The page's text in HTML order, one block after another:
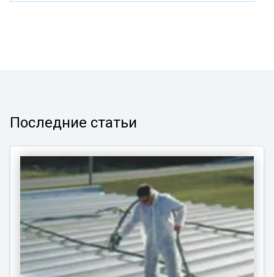
Последние статьи